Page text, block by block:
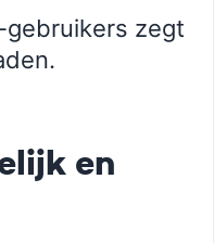
gebruikers zegt
en